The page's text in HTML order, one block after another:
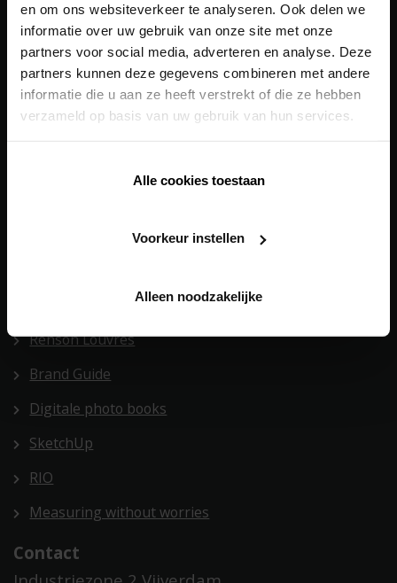
en om ons websiteverkeer te analyseren. Ook delen we
informatie over uw gebruik van onze site met onze
partners voor social media, adverteren en analyse. Deze
partners kunnen deze gegevens combineren met andere
informatie die u aan ze heeft verstrekt of die ze hebben
verzameld op basis van uw gebruik van hun services.
Alle cookies toestaan
Voorkeur instellen
Alleen noodzakelijke
Health Care Concept
Healthy Apartment Concept
Healthy Residential Concept
Healthy School Concept
Renson Louvres
Brand Guide
Digitale photo books
SketchUp
RIO
Measuring without worries
Contact